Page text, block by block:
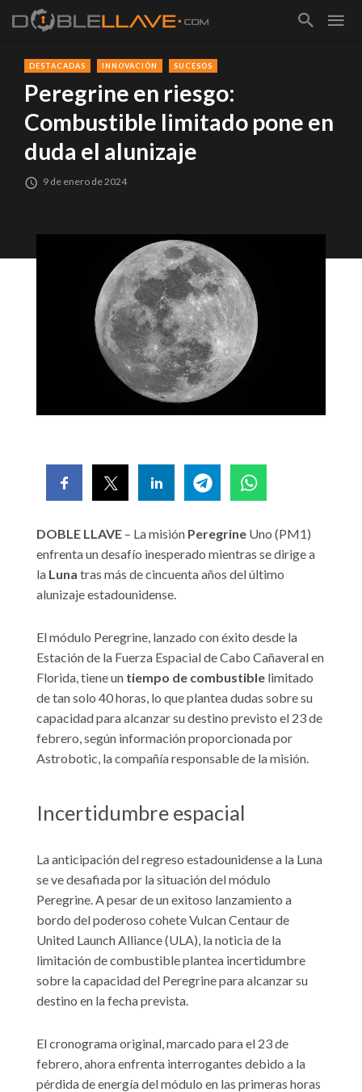
DESTACADAS INNOVACIÓN SUCESOS
Peregrine en riesgo:
Combustible limitado pone en
duda el alunizaje
9 de enero de 2024
DOBLE LLAVE – La misión Peregrine Uno (PM1)
enfrenta un desafío inesperado mientras se dirige a
la Luna tras más de cincuenta años del último
alunizaje estadounidense.
El módulo Peregrine, lanzado con éxito desde la
Estación de la Fuerza Espacial de Cabo Cañaveral en
Florida, tiene un tiempo de combustible limitado
de tan solo 40 horas, lo que plantea dudas sobre su
capacidad para alcanzar su destino previsto el 23 de
febrero, según información proporcionada por
Astrobotic, la compañía responsable de la misión.
Incertidumbre espacial
La anticipación del regreso estadounidense a la Luna
se ve desafiada por la situación del módulo
Peregrine. A pesar de un exitoso lanzamiento a
bordo del poderoso cohete Vulcan Centaur de
United Launch Alliance (ULA), la noticia de la
limitación de combustible plantea incertidumbre
sobre la capacidad del Peregrine para alcanzar su
destino en la fecha prevista.
El cronograma original, marcado para el 23 de
febrero, ahora enfrenta interrogantes debido a la
pérdida de energía del módulo en las primeras horas